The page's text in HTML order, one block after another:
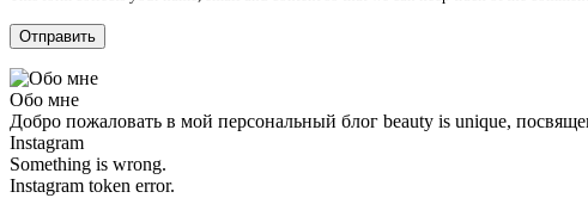
Обо мне
Добро пожаловать в мой персональный блог beauty is unique,
Instagram
Something is wrong.
Instagram token error.